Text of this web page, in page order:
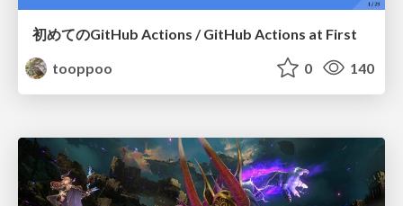
初めてのGitHub Actions / GitHub Actions at First
tooppoo
0 140